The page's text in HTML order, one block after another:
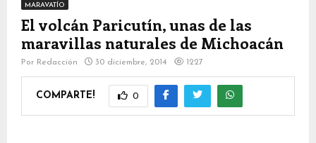
MARAVATÍO
El volcán Paricutín, unas de las
maravillas naturales de Michoacán
Por Redacción 30 diciembre, 2014 1227
COMPARTE! 0